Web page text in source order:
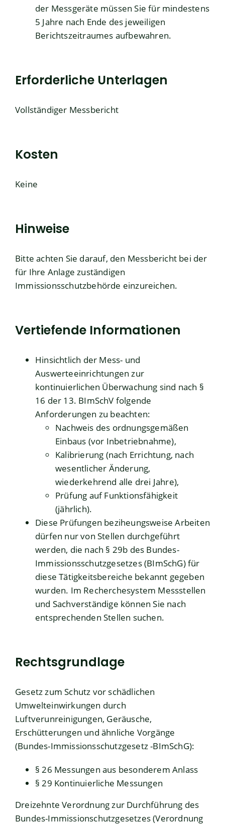
der Messgeräte müssen Sie für mindestens
5 Jahre nach Ende des jeweiligen
Berichtszeitraumes aufbewahren.
Erforderliche Unterlagen
Vollständiger Messbericht
Kosten
Keine
Hinweise
Bitte achten Sie darauf, den Messbericht bei der
für Ihre Anlage zuständigen
Immissionsschutzbehörde einzureichen.
Vertiefende Informationen
Hinsichtlich der Mess- und
Auswerteeinrichtungen zur
kontinuierlichen Überwachung sind nach §
16 der 13. BImSchV folgende
Anforderungen zu beachten:
Nachweis des ordnungsgemäßen
Einbaus (vor Inbetriebnahme),
Kalibrierung (nach Errichtung, nach
wesentlicher Änderung,
wiederkehrend alle drei Jahre),
Prüfung auf Funktionsfähigkeit
(jährlich).
Diese Prüfungen beziheungsweise Arbeiten
dürfen nur von Stellen durchgeführt
werden, die nach § 29b des Bundes-
Immissionsschutzgesetzes (BImSchG) für
diese Tätigkeitsbereiche bekannt gegeben
wurden. Im Recherchesystem Messstellen
und Sachverständige können Sie nach
entsprechenden Stellen suchen.
Rechtsgrundlage
Gesetz zum Schutz vor schädlichen
Umwelteinwirkungen durch
Luftverunreinigungen, Geräusche,
Erschütterungen und ähnliche Vorgänge
(Bundes-Immissionsschutzgesetz -BImSchG):
§ 26 Messungen aus besonderem Anlass
§ 29 Kontinuierliche Messungen
Dreizehnte Verordnung zur Durchführung des
Bundes-Immissionschutzgesetzes (Verordnung